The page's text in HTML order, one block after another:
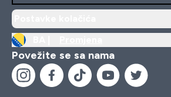
Povežite se sa nama